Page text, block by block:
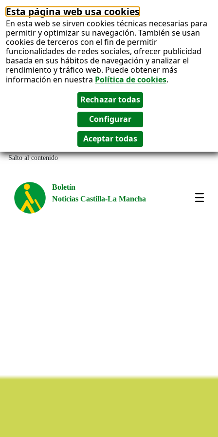
Esta página web usa cookies
En esta web se sirven cookies técnicas necesarias para
permitir y optimizar su navegación. También se usan
cookies de terceros con el fin de permitir
funcionalidades de redes sociales, ofrecer publicidad
basada en sus hábitos de navegación y analizar el
rendimiento y tráfico web. Puede obtener más
información en nuestra Política de cookies.
Salto al contenido
Boletín
Noticias Castilla-La Mancha